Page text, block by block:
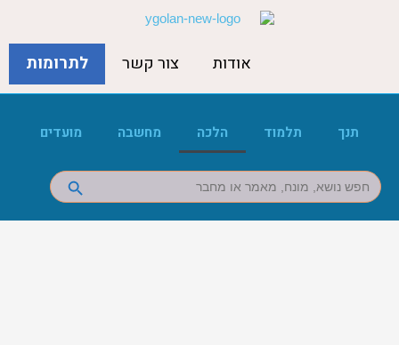
אודות צור קשר לתרומות
תנך תלמוד הלכה מחשבה מועדים
Search
for:
Search Button